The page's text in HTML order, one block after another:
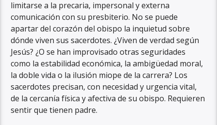
limitarse a la precaria, impersonal y externa
comunicación con su presbiterio. No se puede
apartar del corazón del obispo la inquietud sobre
dónde viven sus sacerdotes. ¿Viven de verdad según
Jesús? ¿O se han improvisado otras seguridades
como la estabilidad económica, la ambigüedad moral,
la doble vida o la ilusión miope de la carrera? Los
sacerdotes precisan, con necesidad y urgencia vital,
de la cercanía física y afectiva de su obispo. Requieren
sentir que tienen padre.